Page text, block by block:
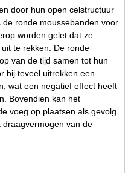
door hun open celstructuur
ronde moussebanden voor
worden gelet dat ze
te rekken. De ronde
van de tijd samen tot hun
bij teveel uitrekken een
wat een negatief effect heeft
Bovendien kan het
voeg op plaatsen als gevolg
van de